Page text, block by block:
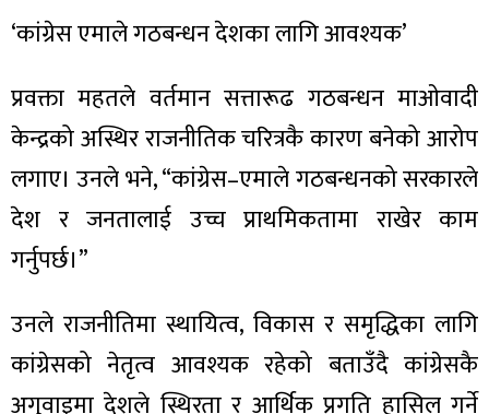
‘कांग्रेस एमाले गठबन्धन देशका लागि आवश्यक’
प्रवक्ता महतले वर्तमान सत्तारूढ गठबन्धन माओवादी
केन्द्रको अस्थिर राजनीतिक चरित्रकै कारण बनेको आरोप
लगाए। उनले भने, “कांग्रेस–एमाले गठबन्धनको सरकारले
देश र जनतालाई उच्च प्राथमिकतामा राखेर काम
गर्नुपर्छ।”
उनले राजनीतिमा स्थायित्व, विकास र समृद्धिका लागि
कांग्रेसको नेतृत्व आवश्यक रहेको बताउँदै कांग्रेसकै
अगुवाइमा देशले स्थिरता र आर्थिक प्रगति हासिल गर्ने